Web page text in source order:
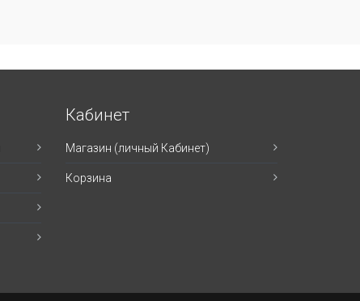
Кабинет
Магазин (личный Кабинет)
Корзина